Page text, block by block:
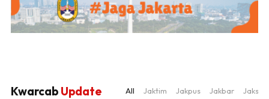
Kwarcab Update All Jaktim Jakpus Jakbar Jaksel